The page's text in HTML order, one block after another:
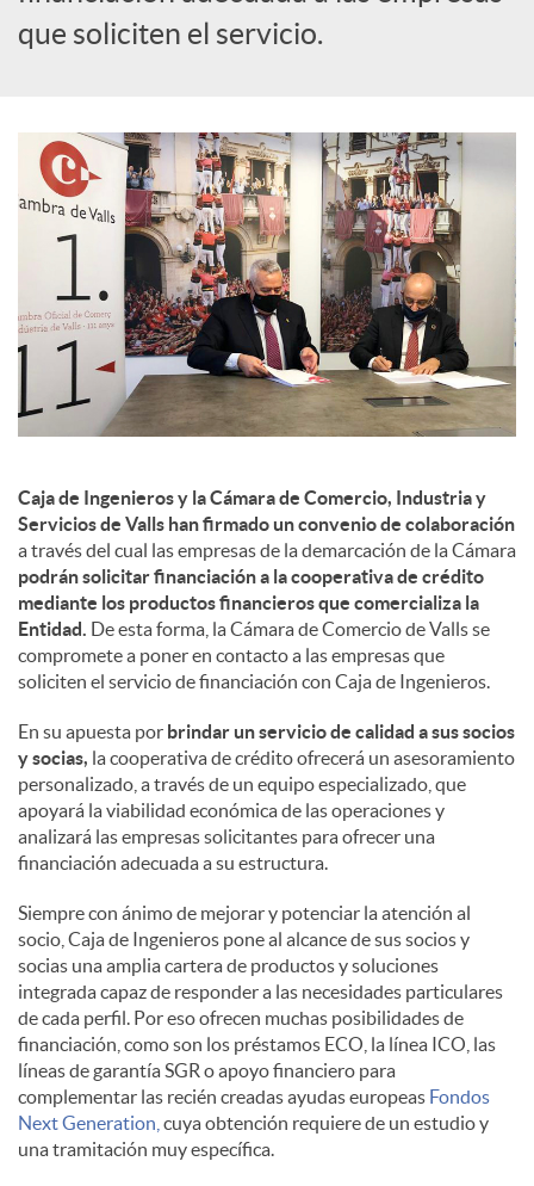
c
n
e
n
i
d
o
s
que soliciten el servicio.
Caja de Ingenieros y la Cámara de Comercio, Industria y
Servicios de Valls han firmado un convenio de colaboración
a través del cual las empresas de la demarcación de la Cámara
podrán solicitar financiación a la cooperativa de crédito
mediante los productos financieros que comercializa la
Entidad. De esta forma, la Cámara de Comercio de Valls se
compromete a poner en contacto a las empresas que
soliciten el servicio de financiación con Caja de Ingenieros.
En su apuesta por brindar un servicio de calidad a sus socios
y socias, la cooperativa de crédito ofrecerá un asesoramiento
personalizado, a través de un equipo especializado, que
apoyará la viabilidad económica de las operaciones y
analizará las empresas solicitantes para ofrecer una
financiación adecuada a su estructura.
Siempre con ánimo de mejorar y potenciar la atención al
socio, Caja de Ingenieros pone al alcance de sus socios y
socias una amplia cartera de productos y soluciones
integrada capaz de responder a las necesidades particulares
de cada perfil. Por eso ofrecen muchas posibilidades de
financiación, como son los préstamos ECO, la línea ICO, las
líneas de garantía SGR o apoyo financiero para
complementar las recién creadas ayudas europeas Fondos
Next Generation, cuya obtención requiere de un estudio y
una tramitación muy específica.